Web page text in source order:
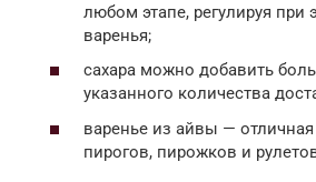
любом этапе, регулируя при
варенья;
сахара можно добавить
указанного количества
варенье из айвы —
пирогов, пирожков и